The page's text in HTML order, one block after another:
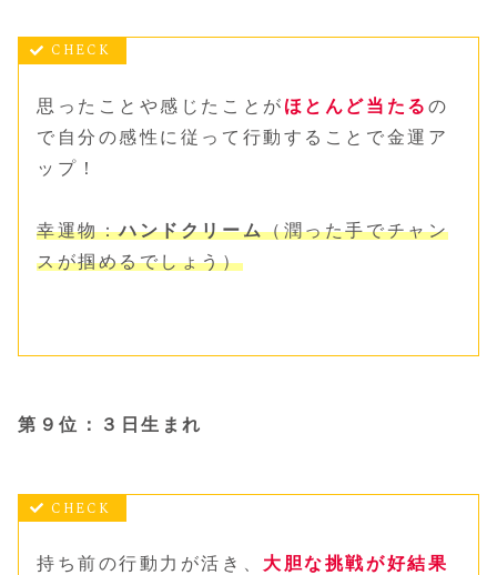
思ったことや感じたことが ほとんど当たる の
で自分の感性に従って行動することで金運ア
ップ！
幸運物：ハンドクリーム（潤った手でチャン
スが掴めるでしょう）
第９位：３日生まれ
持ち前の行動力が活き、 大胆な挑戦が好結果